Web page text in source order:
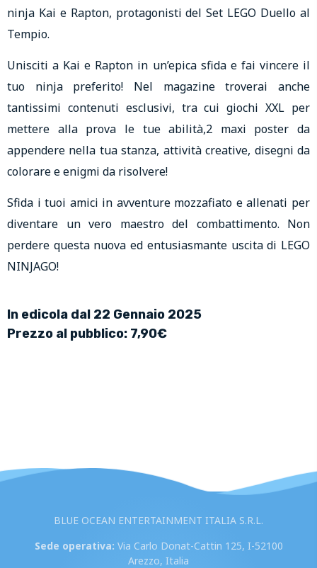
ninja Kai e Rapton, protagonisti del Set LEGO Duello al
Tempio.
Unisciti a Kai e Rapton in un’epica sfida e fai vincere il
tuo ninja preferito! Nel magazine troverai anche
tantissimi contenuti esclusivi, tra cui giochi XXL per
mettere alla prova le tue abilità,2 maxi poster da
appendere nella tua stanza, attività creative, disegni da
colorare e enigmi da risolvere!
Sfida i tuoi amici in avventure mozzafiato e allenati per
diventare un vero maestro del combattimento. Non
perdere questa nuova ed entusiasmante uscita di LEGO
NINJAGO!
In edicola dal 22 Gennaio 2025
Prezzo al pubblico: 7,90€
BLUE OCEAN ENTERTAINMENT ITALIA S.R.L.
Sede operativa: Via Carlo Donat-Cattin 125, I-52100
Arezzo, Italia